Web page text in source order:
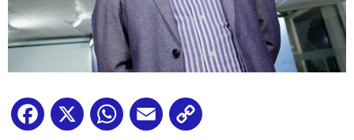
Facebook
X WhatsApp
Email